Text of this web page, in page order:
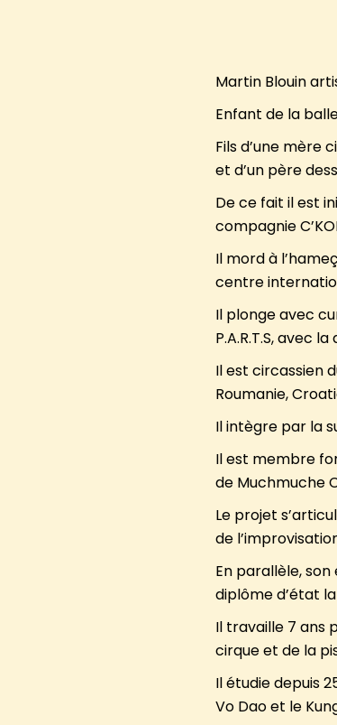
Martin Blouin
Enfant de la
Fils d’une mère
et d’un père
De ce fait il est
compagnie
Il mord à
centre
Il plonge avec
P.A.R.T.S, avec
Il est circassien
Roumanie,
Il intègre par la
Il est membre
de Muchmuche
Le projet
de
En parallèle,
diplôme d’état
Il travaille 7 ans
cirque et de la
Il étudie depuis
Vo Dao et le